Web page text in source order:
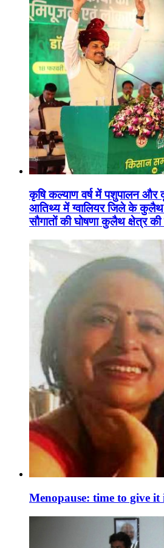
कृषि कल्याण वर्ष में पशुपालन और
आतिथ्य में ग्वालियर जिले के कुलैथ
सौगातों की घोषणा कुलैथ क्षेत्र
Menopause: time to give